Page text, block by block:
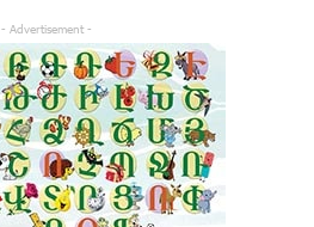
- Advertisement -